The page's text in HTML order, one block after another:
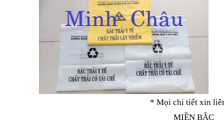
* Mọi chi tiết xin
MIỀN BẮC